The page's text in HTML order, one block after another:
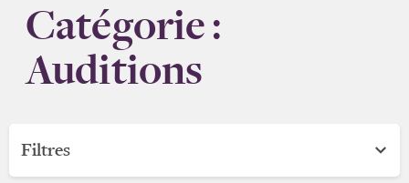
Catégorie :
Auditions
Filtres